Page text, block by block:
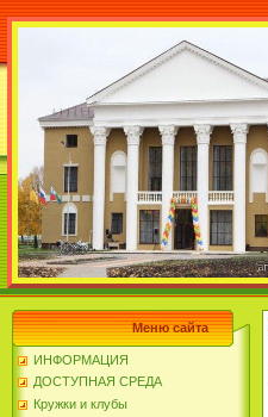
Меню сайта
ИНФОРМАЦИЯ
ДОСТУПНАЯ СРЕДА
Кружки и клубы